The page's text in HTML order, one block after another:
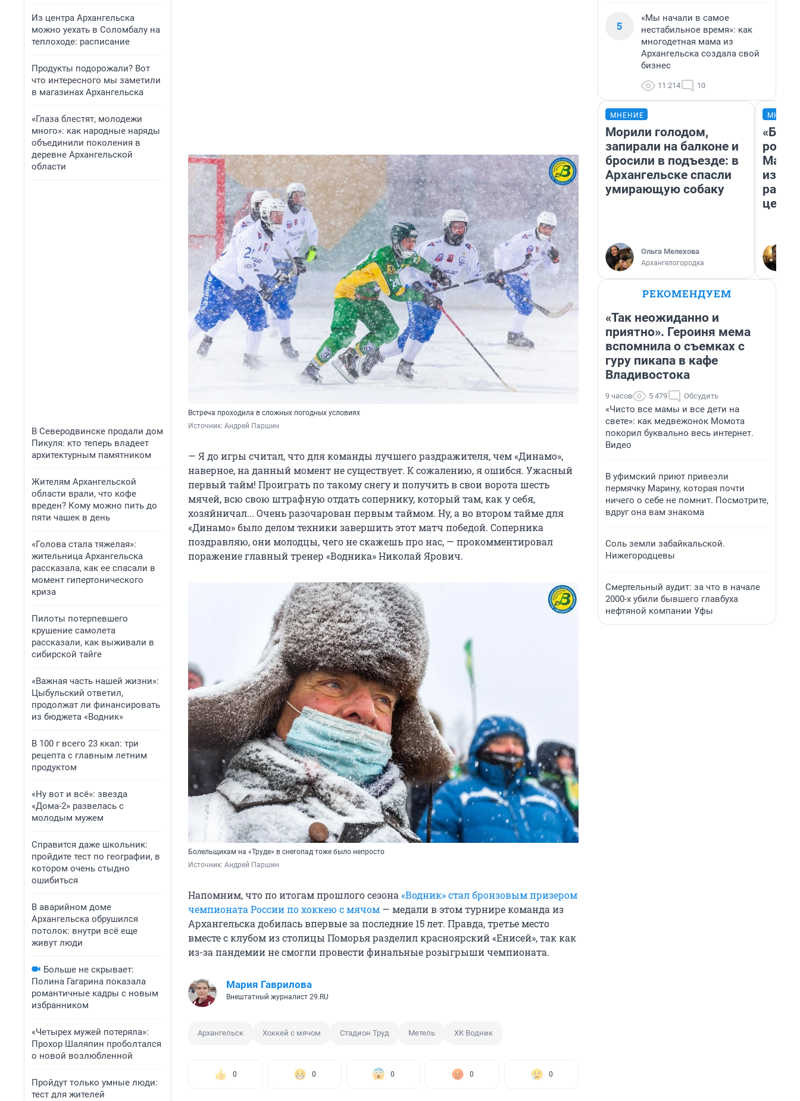
Из центра Архангельска
можно уехать в Соломбалу на
теплоходе: расписание
Продукты подорожали? Вот
что интересного мы заметили
в магазинах Архангельска
«Глаза блестят, молодежи
много»: как народные наряды
объединили поколения в
деревне Архангельской
области
В Северодвинске продали дом
Пикуля: кто теперь владеет
архитектурным памятником
Жителям Архангельской
области врали, что кофе
вреден? Кому можно пить до
пяти чашек в день
«Голова стала тяжелая»:
жительница Архангельска
рассказала, как ее спасали в
момент гипертонического
криза
Пилоты потерпевшего
крушение самолета
рассказали, как выживали в
сибирской тайге
«Важная часть нашей жизни»:
Цыбульский ответил,
продолжат ли финансировать
из бюджета «Водник»
В 100 г всего 23 ккал: три
рецепта с главным летним
продуктом
«Ну вот и всё»: звезда
«Дома-2» развелась с
молодым мужем
Справится даже школьник:
пройдите тест по географии, в
котором очень стыдно
ошибиться
В аварийном доме
Архангельска обрушился
потолок: внутри всё еще
живут люди
Больше не скрывает:
Полина Гагарина показала
романтичные кадры с новым
избранником
«Четырех мужей потеряла»:
Прохор Шаляпин проболтался
о новой возлюбленной
Пройдут только умные люди:
тест для жителей
Встреча проходила в сложных погодных условиях
Источник: Андрей Паршин
— Я до игры считал, что для команды лучшего раздражителя, чем «Динамо»,
наверное, на данный момент не существует. К сожалению, я ошибся. Ужасный
первый тайм! Проиграть по такому снегу и получить в свои ворота шесть
мячей, всю свою штрафную отдать сопернику, который там, как у себя,
хозяйничал... Очень разочарован первым таймом. Ну, а во втором тайме для
«Динамо» было делом техники завершить этот матч победой. Соперника
поздравляю, они молодцы, чего не скажешь про нас, — прокомментировал
поражение главный тренер «Водника» Николай Ярович.
Болельщикам на «Труде» в снегопад тоже было непросто
Источник: Андрей Паршин
Напомним, что по итогам прошлого сезона «Водник» стал бронзовым призером
чемпионата России по хоккею с мячом — медали в этом турнире команда из
Архангельска добилась впервые за последние 15 лет. Правда, третье место
вместе с клубом из столицы Поморья разделил красноярский «Енисей», так как
из-за пандемии не смогли провести финальные розыгрыши чемпионата.
Мария Гаврилова
Внештатный журналист 29.RU
Архангельск Хоккей с мячом Стадион Труд Метель ХК Водник
0 0 0 0 0
5
«Мы начали в самое
нестабильное время»: как
многодетная мама из
Архангельска создала свой
бизнес
11 214 10
МНЕНИЕ
Морили голодом,
запирали на балконе и
бросили в подъезде: в
Архангельске спасли
умирающую собаку
Ольга Мелехова
Архангелогородка
из
РЕКОМЕНДУЕМ
«Так неожиданно и
приятно». Героиня мема
вспомнила о съемках с
гуру пикапа в кафе
Владивостока
9 часов 5 479 Обсудить
«Чисто все мамы и все дети на
свете»: как медвежонок Момота
покорил буквально весь интернет.
Видео
В уфимский приют привезли
пермячку Марину, которая почти
ничего о себе не помнит. Посмотрите,
вдруг она вам знакома
Соль земли забайкальской.
Нижегородцевы
Смертельный аудит: за что в начале
2000-х убили бывшего главбуха
нефтяной компании Уфы